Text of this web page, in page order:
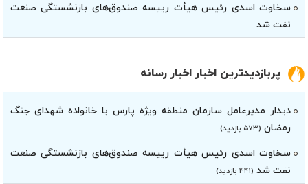
سخاوت اسدی رئیس هیأت‌ رییسه صندوق‌های بازنشستگی صنعت
نفت شد
پربازدیدترین اخبار اخبار رسانه
دیدار مدیرعامل سازمان منطقه ویژه پارس با خانواده شهدای جنگ
رمضان(۵۷۳ بازدید)
سخاوت اسدی رئیس هیأت‌ رییسه صندوق‌های بازنشستگی صنعت
نفت شد (۴۴۱ بازدید)